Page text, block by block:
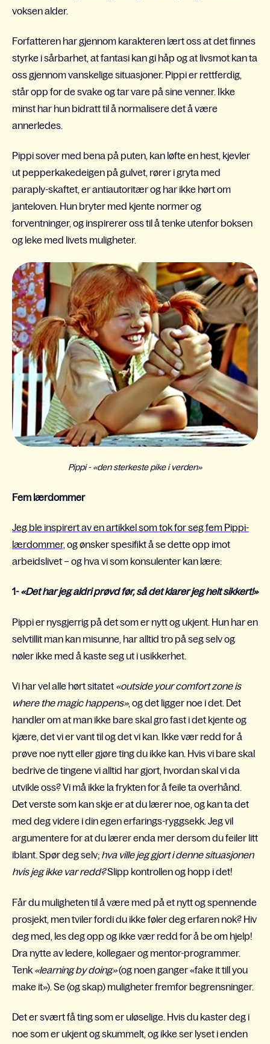
voksen alder.
Forfatteren har gjennom karakteren lært oss at det finnes
styrke i sårbarhet, at fantasi kan gi håp og at livsmot kan ta
oss gjennom vanskelige situasjoner. Pippi er rettferdig,
står opp for de svake og tar vare på sine venner. Ikke
minst har hun bidratt til å normalisere det å være
annerledes.
Pippi sover med bena på puten, kan løfte en hest, kjevler
ut pepperkakedeigen på gulvet, rører i gryta med
paraply-skaftet, er antiautoritær og har ikke hørt om
janteloven. Hun bryter med kjente normer og
forventninger, og inspirerer oss til å tenke utenfor boksen
og leke med livets muligheter.
Pippi - «den sterkeste pike i verden»
Fem lærdommer
Jeg ble inspirert av en artikkel som tok for seg fem Pippi-
lærdommer, og ønsker spesifikt å se dette opp imot
arbeidslivet – og hva vi som konsulenter kan lære:
1-«Det har jeg aldri prøvd før, så det klarer jeg helt sikkert!»
Pippi er nysgjerrig på det som er nytt og ukjent. Hun har en
selvtillit man kan misunne, har alltid tro på seg selv og
nøler ikke med å kaste seg ut i usikkerhet.
Vi har vel alle hørt sitatet «outside your comfort zone is
where the magic happens», og det ligger noe i det. Det
handler om at man ikke bare skal gro fast i det kjente og
kjære, det vi er vant til og det vi kan. Ikke vær redd for å
prøve noe nytt eller gjøre ting du ikke kan. Hvis vi bare skal
bedrive de tingene vi alltid har gjort, hvordan skal vi da
utvikle oss? Vi må ikke la frykten for å feile ta overhånd.
Det verste som kan skje er at du lærer noe, og kan ta det
med deg videre i din egen erfarings-ryggsekk. Jeg vil
argumentere for at du lærer enda mer dersom du feiler litt
iblant. Spør deg selv; hva ville jeg gjort i denne situasjonen
hvis jeg ikke var redd?Slipp kontrollen og hopp i det!
Får du muligheten til å være med på et nytt og spennende
prosjekt, men tviler fordi du ikke føler deg erfaren nok? Hiv
deg med, les deg opp og ikke vær redd for å be om hjelp!
Dra nytte av ledere, kollegaer og mentor-programmer.
Tenk «learning by doing»(og noen ganger «fake it till you
make it»). Se (og skap) muligheter fremfor begrensninger.
Det er svært få ting som er uløselige. Hvisdu kaster deg i
noe som er ukjent og skummelt, og ikke ser lyset i enden